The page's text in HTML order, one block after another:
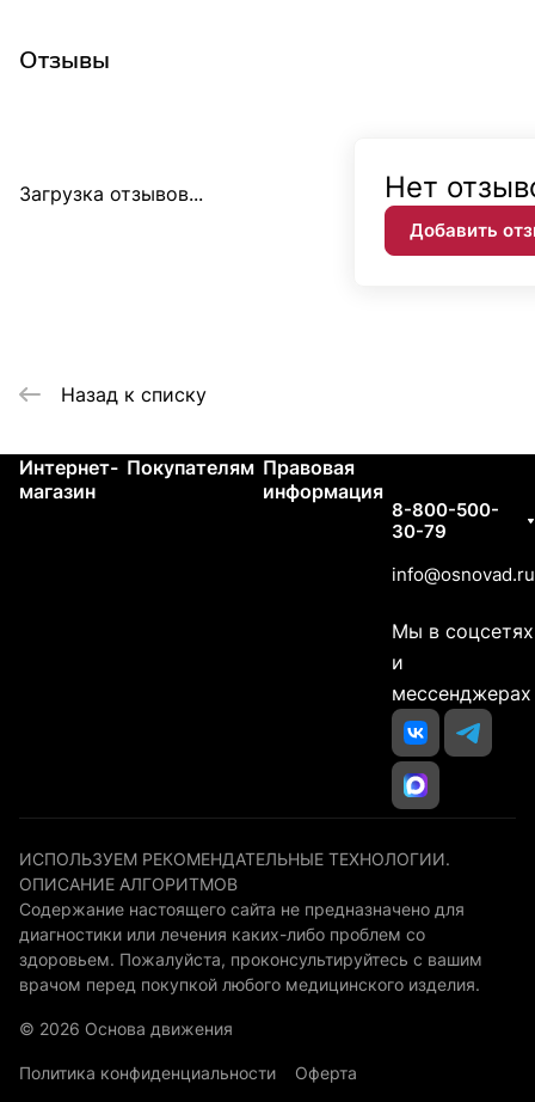
Отзывы
Загрузка отзывов... Нет
Добавить
Назад к списку
Интернет-
магазин
Покупателям Правовая
информация
8-800-500-
30-79
info@osnovad.ru
Мы в соцсетях
и
мессенджерах
ИСПОЛЬЗУЕМ РЕКОМЕНДАТЕЛЬНЫЕ ТЕХНОЛОГИИ.
ОПИСАНИЕ АЛГОРИТМОВ
Содержание настоящего сайта не предназначено для
диагностики или лечения каких-либо проблем со
здоровьем. Пожалуйста, проконсультируйтесь с вашим
врачом перед покупкой любого медицинского изделия.
© 2026 Основа движения
Политика конфиденциальности Оферта